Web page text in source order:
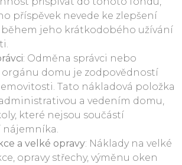
příspěvek nevede ke zlepšení
jeho krátkodobého užívání
: Odměna správci nebo
domu je zodpovědností
Tato nákladová položka
a vedením domu,
které nejsou součástí
a velké opravy: Náklady na velké
opravy střechy, výměnu oken